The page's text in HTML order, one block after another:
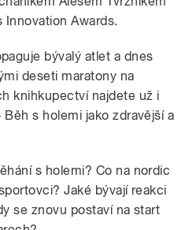
Awards.
bývalý atlet a dnes
deseti maratony na
knihkupectví najdete už i
s holemi jako zdravější a
s holemi? Co na nordic
Jaké bývají reakci
se znovu postaví na start